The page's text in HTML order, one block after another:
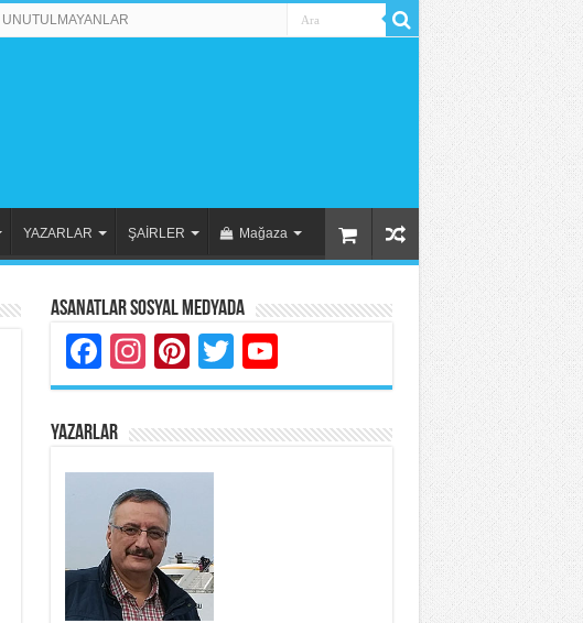
UNUTULMAYANLAR
YAZARLAR ŞAİRLER Mağaza
Asanatlar Sosyal Medyada
Facebook
Instagram
Pinterest
Twitter
YAZARLAR